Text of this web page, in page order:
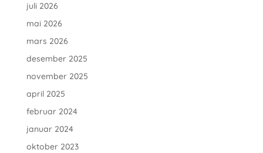
juli 2026
mai 2026
mars 2026
desember 2025
november 2025
april 2025
februar 2024
januar 2024
oktober 2023